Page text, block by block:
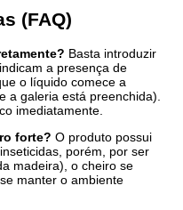
(FAQ)
Basta introduzir
a presença de
o líquido comece a
a galeria está preenchida).
imediatamente.
forte? O produto possui
porém, por ser
madeira), o cheiro se
manter o ambiente